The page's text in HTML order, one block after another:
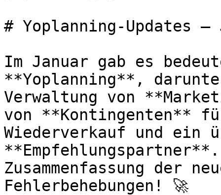
# Yoplanning-Updates –
Im Januar gab es
**Yoplanning**,
Verwaltung von
von **Kontingenten**
Wiederverkauf und ein
Zusammenfassung der
Fehlerbehebungen! 🚀